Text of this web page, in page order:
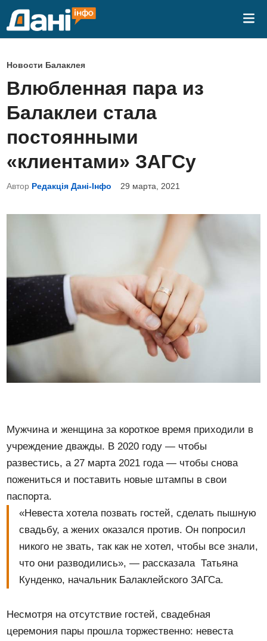
О
п
у
б
л
и
к
о
а
Новости Балаклея
Влюбленная пара из
Балаклеи стала
постоянными
«клиентами» ЗАГСу
Автор Редакція Дані-Інфо 29 марта, 2021
Мужчина и женщина за короткое время приходили в
учреждение дважды. В 2020 году — чтобы
развестись, а 27 марта 2021 года — чтобы снова
пожениться и поставить новые штампы в свои
паспорта.
«Невеста хотела позвать гостей, сделать пышную
свадьбу, а жених оказался против. Он попросил
никого не звать, так как не хотел, чтобы все знали,
что они разводились», — рассказала Татьяна
Кунденко, начальник Балаклейского ЗАГСа.
Несмотря на отсутствие гостей, свадебная
церемония пары прошла торжественно: невеста